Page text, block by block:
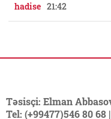
hadise 21:42
Təsisçi: Elman
Tel: (+99477)546 80 68